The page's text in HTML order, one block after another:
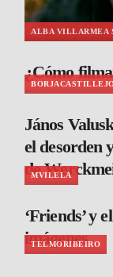
ALBA VILLARMEA
¿Cómo
János
el desorden
de
MVILELA
‘Friends’ y
imágenes
TELMORIBEIRO